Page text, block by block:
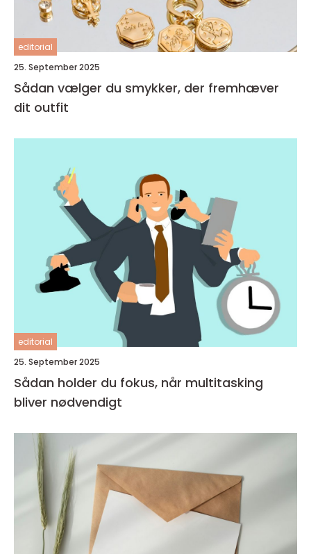
editorial
25. September 2025
Sådan vælger du smykker, der fremhæver
dit outfit
editorial
25. September 2025
Sådan holder du fokus, når multitasking
bliver nødvendigt